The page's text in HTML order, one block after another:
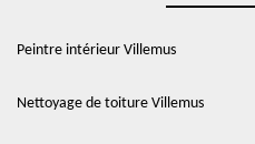
Peintre intérieur Villemus
Nettoyage de toiture Villemus